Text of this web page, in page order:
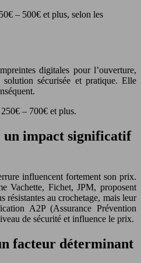
– 500€ et plus, selon les
digitales pour l’ouverture,
sécurisée et pratique. Elle
– 700€ et plus.
impact significatif
influencent fortement son prix.
Vachette, Fichet, JPM, proposent
résistantes au crochetage, mais leur
A2P (Assurance Prévention
de sécurité et influence le prix.
facteur déterminant